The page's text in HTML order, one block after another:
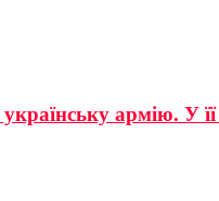
армію. У